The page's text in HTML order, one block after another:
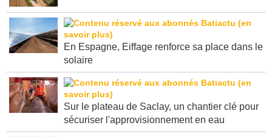
En Espagne, Eiffage renforce sa place dans le
solaire
Sur le plateau de Saclay, un chantier clé pour
sécuriser l'approvisionnement en eau